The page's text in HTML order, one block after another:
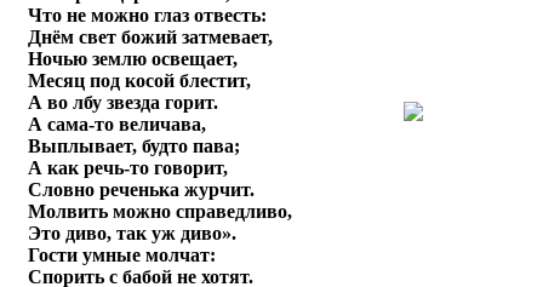
Что не можно глаз отвесть:
Днём свет божий затмевает,
Ночью землю освещает,
Месяц под косой блестит,
А во лбу звезда горит.
А сама-то величава,
Выплывает, будто пава;
А как речь-то говорит,
Словно реченька журчит.
Молвить можно справедливо,
Это диво, так уж диво».
Гости умные молчат:
Спорить с бабой не хотят.